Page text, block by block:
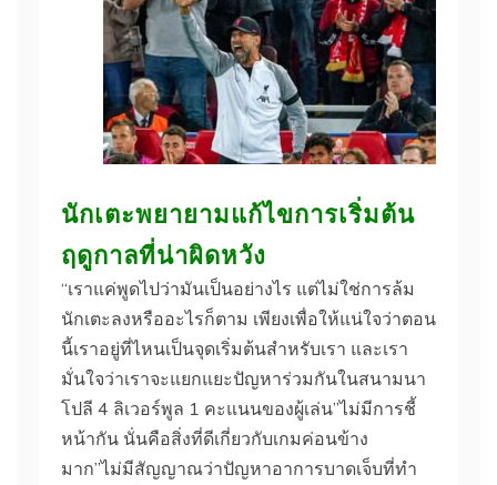
นักเตะพยายามแก้ไขการเริ่มต้น
ฤดูกาลที่น่าผิดหวัง
“เราแค่พูดไปว่ามันเป็นอย่างไร แต่ไม่ใช่การล้ม
นักเตะลงหรืออะไรก็ตาม เพียงเพื่อให้แน่ใจว่าตอน
นี้เราอยู่ที่ไหนเป็นจุดเริ่มต้นสําหรับเรา และเรา
มั่นใจว่าเราจะแยกแยะปัญหาร่วมกันในสนามนา
โปลี 4 ลิเวอร์พูล 1 คะแนนของผู้เล่น”ไม่มีการชี้
หน้ากัน นั่นคือสิ่งที่ดีเกี่ยวกับเกมค่อนข้าง
มาก”ไม่มีสัญญาณว่าปัญหาอาการบาดเจ็บที่ทํา